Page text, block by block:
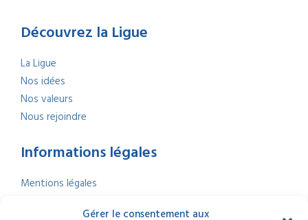
Gérer le consentement aux
Découvrez la Ligue
La Ligue
Nos idées
Nos valeurs
Nous rejoindre
Informations légales
Mentions légales